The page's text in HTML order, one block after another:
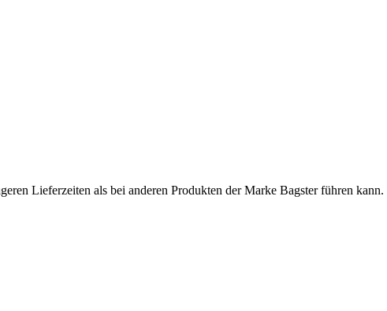
Lieferzeiten als bei anderen Produkten der Marke Bagster führen kann.